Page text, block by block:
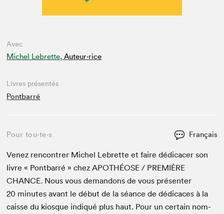
Avec
Michel Lebrette, Auteur·rice
Livres présentés
Pontbarré
Pour tou⋅te⋅s Français
Venez ren­con­tr­er Michel Lebrette et faire dédi­cac­er son
livre « Pont­bar­ré » chezAPOTHÉOSE / PRE­MIÈRE
CHANCE. Nous vous deman­dons de vous présen­ter
20 min­utes avant le début de la séance de dédi­caces à la
caisse du kiosque indiqué plus haut. Pour un cer­tain nom­